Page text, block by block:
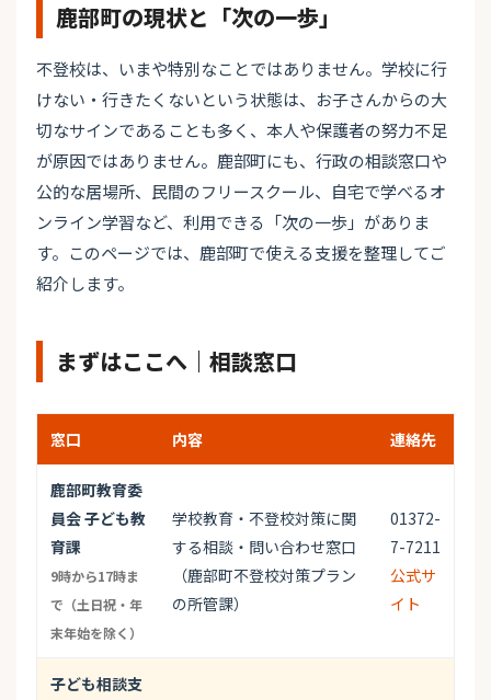
鹿部町の現状と「次の一歩」
不登校は、いまや特別なことではありません。学校に行
けない・行きたくないという状態は、お子さんからの大
切なサインであることも多く、本人や保護者の努力不足
が原因ではありません。鹿部町にも、行政の相談窓口や
公的な居場所、民間のフリースクール、自宅で学べるオ
ンライン学習など、利用できる「次の一歩」がありま
す。このページでは、鹿部町で使える支援を整理してご
紹介します。
まずはここへ｜相談窓口
窓口 内容 連絡先
鹿部町教育委
員会 子ども教
育課
9時から17時ま
で（土日祝・年
末年始を除く）
学校教育・不登校対策に関
する相談・問い合わせ窓口
（鹿部町不登校対策プラン
の所管課）
01372-
7-7211
公式サ
イト
子ども相談支